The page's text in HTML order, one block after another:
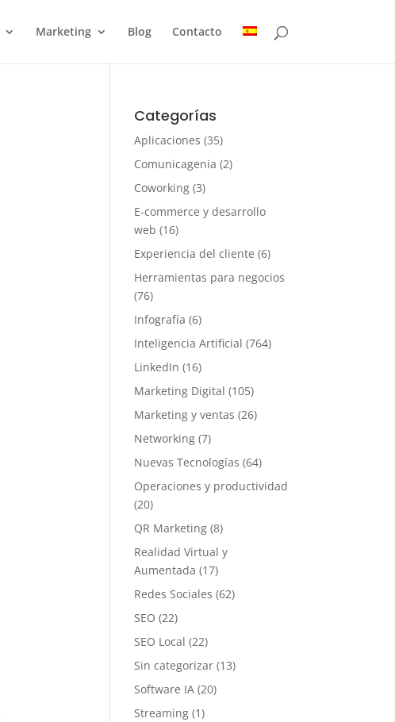
Marketing Blog Contacto
Categorías
Aplicaciones (35)
Comunicagenia (2)
Coworking (3)
E-commerce y desarrollo
web (16)
Experiencia del cliente (6)
Herramientas para negocios
(76)
Infografía (6)
Inteligencia Artificial (764)
LinkedIn (16)
Marketing Digital (105)
Marketing y ventas (26)
Networking (7)
Nuevas Tecnologías (64)
Operaciones y productividad
(20)
QR Marketing (8)
Realidad Virtual y
Aumentada (17)
Redes Sociales (62)
SEO (22)
SEO Local (22)
Sin categorizar (13)
Software IA (20)
Streaming (1)